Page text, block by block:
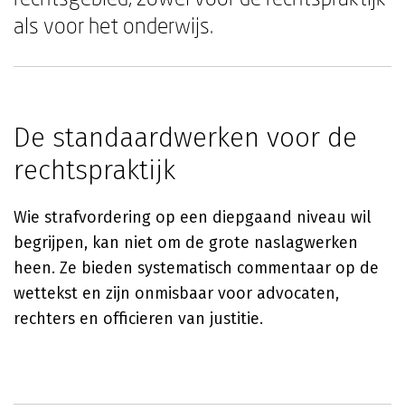
als voor het onderwijs.
De standaardwerken voor de
rechtspraktijk
Wie strafvordering op een diepgaand niveau wil
begrijpen, kan niet om de grote naslagwerken
heen. Ze bieden systematisch commentaar op de
wettekst en zijn onmisbaar voor advocaten,
rechters en officieren van justitie.